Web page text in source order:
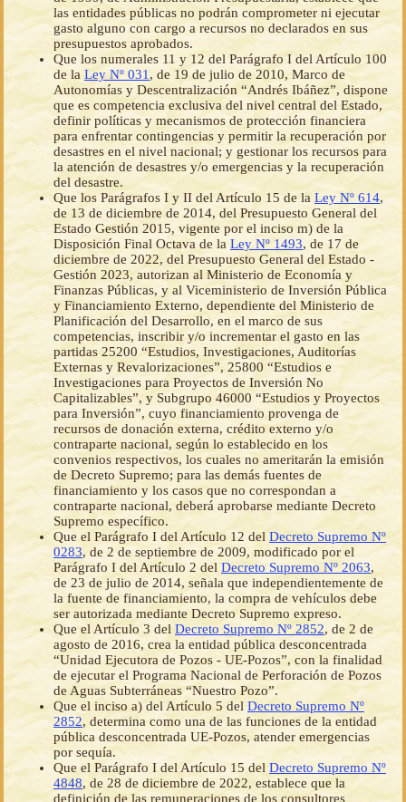
las entidades públicas no podrán comprometer ni ejecutar
gasto alguno con cargo a recursos no declarados en sus
presupuestos aprobados.
Que los numerales 11 y 12 del Parágrafo I del Artículo 100
de la Ley Nº 031 , de 19 de julio de 2010, Marco de
Autonomías y Descentralización “Andrés Ibáñez”, dispone
que es competencia exclusiva del nivel central del Estado,
definir políticas y mecanismos de protección financiera
para enfrentar contingencias y permitir la recuperación por
desastres en el nivel nacional; y gestionar los recursos para
la atención de desastres y/o emergencias y la recuperación
del desastre.
Que los Parágrafos I y II del Artículo 15 de la Ley Nº 614,
de 13 de diciembre de 2014, del Presupuesto General del
Estado Gestión 2015, vigente por el inciso m) de la
Disposición Final Octava de la Ley Nº 1493, de 17 de
diciembre de 2022, del Presupuesto General del Estado -
Gestión 2023, autorizan al Ministerio de Economía y
Finanzas Públicas, y al Viceministerio de Inversión Pública
y Financiamiento Externo, dependiente del Ministerio de
Planificación del Desarrollo, en el marco de sus
competencias, inscribir y/o incrementar el gasto en las
partidas 25200 “Estudios, Investigaciones, Auditorías
Externas y Revalorizaciones”, 25800 “Estudios e
Investigaciones para Proyectos de Inversión No
Capitalizables”, y Subgrupo 46000 “Estudios y Proyectos
para Inversión”, cuyo financiamiento provenga de
recursos de donación externa, crédito externo y/o
contraparte nacional, según lo establecido en los
convenios respectivos, los cuales no ameritarán la emisión
de Decreto Supremo; para las demás fuentes de
financiamiento y los casos que no correspondan a
contraparte nacional, deberá aprobarse mediante Decreto
Supremo específico.
Que el Parágrafo I del Artículo 12 del Decreto Supremo Nº
0283, de 2 de septiembre de 2009, modificado por el
Parágrafo I del Artículo 2 del Decreto Supremo Nº 2063,
de 23 de julio de 2014, señala que independientemente de
la fuente de financiamiento, la compra de vehículos debe
ser autorizada mediante Decreto Supremo expreso.
Que el Artículo 3 del Decreto Supremo Nº 2852, de 2 de
agosto de 2016, crea la entidad pública desconcentrada
“Unidad Ejecutora de Pozos - UE-Pozos”, con la finalidad
de ejecutar el Programa Nacional de Perforación de Pozos
de Aguas Subterráneas “Nuestro Pozo”.
Que el inciso a) del Artículo 5 del Decreto Supremo Nº
2852, determina como una de las funciones de la entidad
pública desconcentrada UE-Pozos, atender emergencias
por sequía.
Que el Parágrafo I del Artículo 15 del Decreto Supremo Nº
4848, de 28 de diciembre de 2022, establece que la
definición de las remuneraciones de los consultores